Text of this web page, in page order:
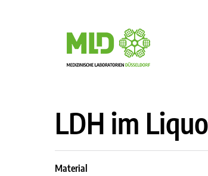
LDH im
Material